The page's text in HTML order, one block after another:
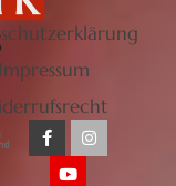
Impressum